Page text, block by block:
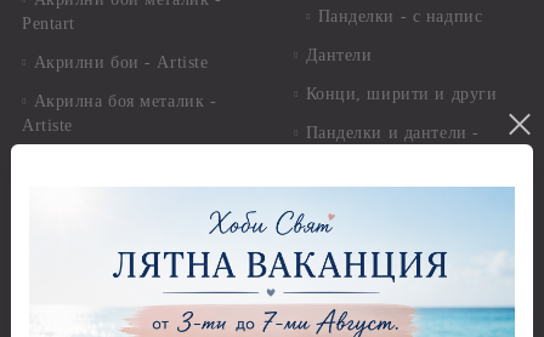
Pentart
Акрилни бои - Artiste
Акрилна боя металик -
Artiste
Dora Cadence
Други - Акрилни, Маслени,
Темперни, Тебеширени бои
Алкохолни мастила и
Панделки - с надпис
Дантели
Конци, ширити и други
Панделки и дантели -
Зимни и Коледни мотиви
Перли,камъчета и копчета
Перли